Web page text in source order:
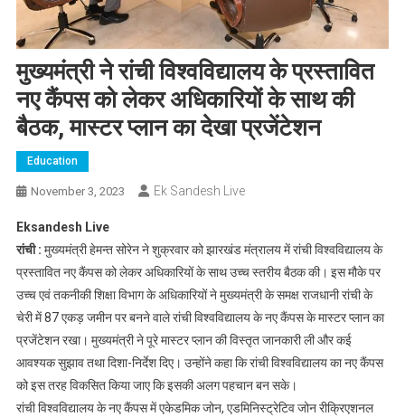
मुख्यमंत्री ने रांची विश्वविद्यालय के प्रस्तावित
नए कैंपस को लेकर अधिकारियों के साथ की
बैठक, मास्टर प्लान का देखा प्रजेंटेशन
Education
November 3, 2023 Ek Sandesh Live
Eksandesh Live
रांची : मुख्यमंत्री हेमन्त सोरेन ने शुक्रवार को झारखंड मंत्रालय में रांची विश्वविद्यालय के
प्रस्तावित नए कैंपस को लेकर अधिकारियों के साथ उच्च स्तरीय बैठक की। इस मौके पर
उच्च एवं तकनीकी शिक्षा विभाग के अधिकारियों ने मुख्यमंत्री के समक्ष राजधानी रांची के
चेरी में 87 एकड़ जमीन पर बनने वाले रांची विश्वविद्यालय के नए कैंपस के मास्टर प्लान का
प्रजेंटेशन रखा। मुख्यमंत्री ने पूरे मास्टर प्लान की विस्तृत जानकारी ली और कई
आवश्यक सुझाव तथा दिशा-निर्देश दिए। उन्होंने कहा कि रांची विश्वविद्यालय का नए कैंपस
को इस तरह विकसित किया जाए कि इसकी अलग पहचान बन सके।
रांची विश्वविद्यालय के नए कैंपस में एकेडमिक जोन, एडमिनिस्ट्रेटिव जोन रीक्रिएशनल